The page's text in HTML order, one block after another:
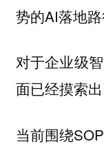
势的AI落地路
对于企业级
面已经摸索
当前围绕